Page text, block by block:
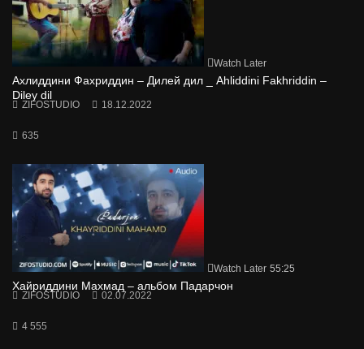
Watch Later
Ахлиддини Фахриддин – Дилей дил _ Ahliddini Fakhriddin –
Diley dil
ZIFOSTUDIO 18.12.2022
635
Watch Later 55:25
Хайриддини Махмад – альбом Падарчон
ZIFOSTUDIO 02.07.2022
4 555